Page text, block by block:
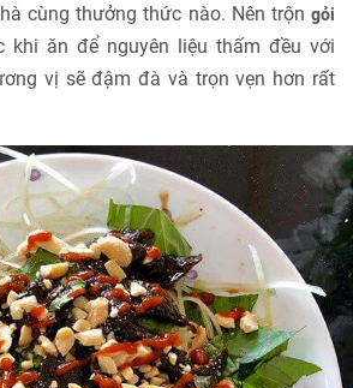
cùng thưởng thức nào. Nên trộn gỏi
khi ăn để nguyên liệu thấm đều với
vị sẽ đậm đà và trọn vẹn hơn rất